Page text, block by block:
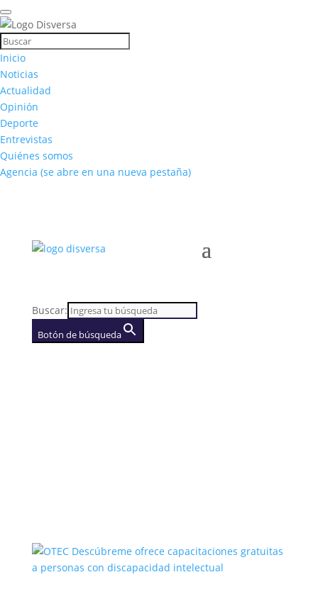
Inicio
Noticias
Actualidad
Opinión
Deporte
Entrevistas
Quiénes somos
Agencia (se abre en una nueva pestaña)
Buscar:
Botón de búsqueda